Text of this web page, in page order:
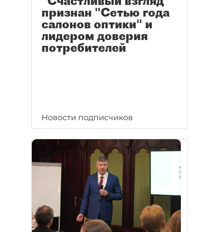
признан "Сетью года
салонов оптики" и
лидером доверия
потребителей
Новости подписчиков